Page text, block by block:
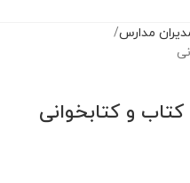
مدارس
و کتابخوانی